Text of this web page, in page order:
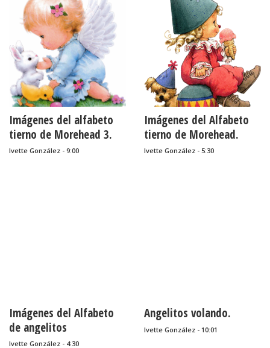
Imágenes del alfabeto
tierno de Morehead 3.
Ivette González - 9:00
Imágenes del Alfabeto
tierno de Morehead.
Ivette González - 5:30
Imágenes del Alfabeto
de angelitos
rechonchitos.
Ivette González - 4:30
Angelitos volando.
Ivette González - 10:01